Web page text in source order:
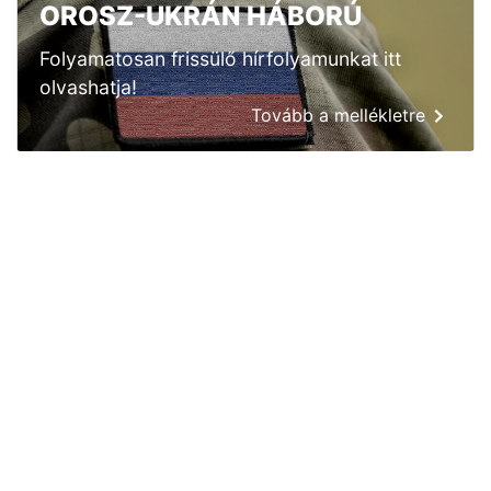
OROSZ-UKRÁN HÁBORÚ
Folyamatosan frissülő hírfolyamunkat itt
olvashatja!
Tovább a mellékletre